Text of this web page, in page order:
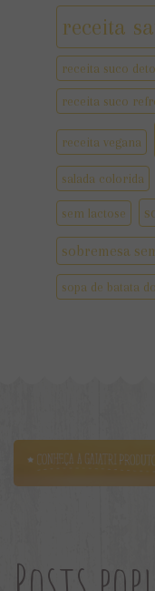
receita
receita suco
receita suco
receita vegana
salada colorida
sem lactose
sobremesa
sopa de batata